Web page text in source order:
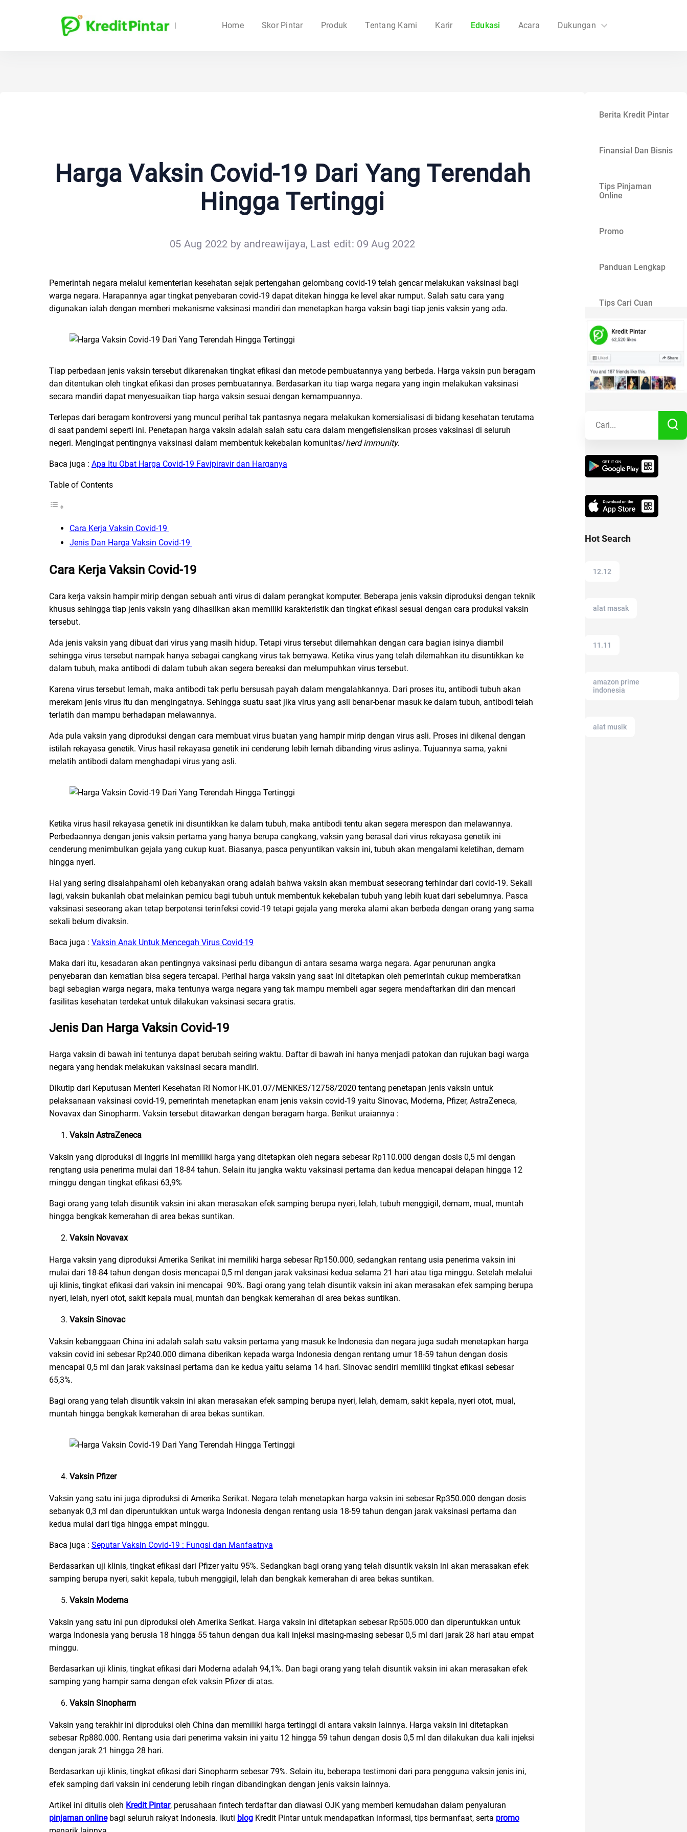
Home Skor Pintar Produk Tentang Kami Karir Edukasi Acara Dukungan
Harga Vaksin Covid-19 Dari Yang Terendah
Hingga Tertinggi
05 Aug 2022 by andreawijaya, Last edit: 09 Aug 2022
Pemerintah negara melalui kementerian kesehatan sejak pertengahan gelombang covid-19 telah gencar melakukan vaksinasi bagi
warga negara. Harapannya agar tingkat penyebaran covid-19 dapat ditekan hingga ke level akar rumput. Salah satu cara yang
digunakan ialah dengan memberi mekanisme vaksinasi mandiri dan menetapkan harga vaksin bagi tiap jenis vaksin yang ada.
Tiap perbedaan jenis vaksin tersebut dikarenakan tingkat efikasi dan metode pembuatannya yang berbeda. Harga vaksin pun beragam
dan ditentukan oleh tingkat efikasi dan proses pembuatannya. Berdasarkan itu tiap warga negara yang ingin melakukan vaksinasi
secara mandiri dapat menyesuaikan tiap harga vaksin sesuai dengan kemampuannya.
Terlepas dari beragam kontroversi yang muncul perihal tak pantasnya negara melakukan komersialisasi di bidang kesehatan terutama
di saat pandemi seperti ini. Penetapan harga vaksin adalah salah satu cara dalam mengefisiensikan proses vaksinasi di seluruh
negeri. Mengingat pentingnya vaksinasi dalam membentuk kekebalan komunitas/herd immunity.
Baca juga : Apa Itu Obat Harga Covid-19 Favipiravir dan Harganya
Table of Contents
Cara Kerja Vaksin Covid-19
Jenis Dan Harga Vaksin Covid-19
Cara Kerja Vaksin Covid-19
Cara kerja vaksin hampir mirip dengan sebuah anti virus di dalam perangkat komputer. Beberapa jenis vaksin diproduksi dengan teknik
khusus sehingga tiap jenis vaksin yang dihasilkan akan memiliki karakteristik dan tingkat efikasi sesuai dengan cara produksi vaksin
tersebut.
Ada jenis vaksin yang dibuat dari virus yang masih hidup. Tetapi virus tersebut dilemahkan dengan cara bagian isinya diambil
sehingga virus tersebut nampak hanya sebagai cangkang virus tak bernyawa. Ketika virus yang telah dilemahkan itu disuntikkan ke
dalam tubuh, maka antibodi di dalam tubuh akan segera bereaksi dan melumpuhkan virus tersebut.
Karena virus tersebut lemah, maka antibodi tak perlu bersusah payah dalam mengalahkannya. Dari proses itu, antibodi tubuh akan
merekam jenis virus itu dan mengingatnya. Sehingga suatu saat jika virus yang asli benar-benar masuk ke dalam tubuh, antibodi telah
terlatih dan mampu berhadapan melawannya.
Ada pula vaksin yang diproduksi dengan cara membuat virus buatan yang hampir mirip dengan virus asli. Proses ini dikenal dengan
istilah rekayasa genetik. Virus hasil rekayasa genetik ini cenderung lebih lemah dibanding virus aslinya. Tujuannya sama, yakni
melatih antibodi dalam menghadapi virus yang asli.
Ketika virus hasil rekayasa genetik ini disuntikkan ke dalam tubuh, maka antibodi tentu akan segera merespon dan melawannya.
Perbedaannya dengan jenis vaksin pertama yang hanya berupa cangkang, vaksin yang berasal dari virus rekayasa genetik ini
cenderung menimbulkan gejala yang cukup kuat. Biasanya, pasca penyuntikan vaksin ini, tubuh akan mengalami keletihan, demam
hingga nyeri.
Hal yang sering disalahpahami oleh kebanyakan orang adalah bahwa vaksin akan membuat seseorang terhindar dari covid-19. Sekali
lagi, vaksin bukanlah obat melainkan pemicu bagi tubuh untuk membentuk kekebalan tubuh yang lebih kuat dari sebelumnya. Pasca
vaksinasi seseorang akan tetap berpotensi terinfeksi covid-19 tetapi gejala yang mereka alami akan berbeda dengan orang yang sama
sekali belum divaksin.
Baca juga : Vaksin Anak Untuk Mencegah Virus Covid-19
Maka dari itu, kesadaran akan pentingnya vaksinasi perlu dibangun di antara sesama warga negara. Agar penurunan angka
penyebaran dan kematian bisa segera tercapai. Perihal harga vaksin yang saat ini ditetapkan oleh pemerintah cukup memberatkan
bagi sebagian warga negara, maka tentunya warga negara yang tak mampu membeli agar segera mendaftarkan diri dan mencari
fasilitas kesehatan terdekat untuk dilakukan vaksinasi secara gratis.
Jenis Dan Harga Vaksin Covid-19
Harga vaksin di bawah ini tentunya dapat berubah seiring waktu. Daftar di bawah ini hanya menjadi patokan dan rujukan bagi warga
negara yang hendak melakukan vaksinasi secara mandiri.
Dikutip dari Keputusan Menteri Kesehatan RI Nomor HK.01.07/MENKES/12758/2020 tentang penetapan jenis vaksin untuk
pelaksanaan vaksinasi covid-19, pemerintah menetapkan enam jenis vaksin covid-19 yaitu Sinovac, Moderna, Pfizer, AstraZeneca,
Novavax dan Sinopharm. Vaksin tersebut ditawarkan dengan beragam harga. Berikut uraiannya :
Vaksin AstraZeneca
Vaksin yang diproduksi di Inggris ini memiliki harga yang ditetapkan oleh negara sebesar Rp110.000 dengan dosis 0,5 ml dengan
rengtang usia penerima mulai dari 18-84 tahun. Selain itu jangka waktu vaksinasi pertama dan kedua mencapai delapan hingga 12
minggu dengan tingkat efikasi 63,9%
Bagi orang yang telah disuntik vaksin ini akan merasakan efek samping berupa nyeri, lelah, tubuh menggigil, demam, mual, muntah
hingga bengkak kemerahan di area bekas suntikan.
Vaksin Novavax
Harga vaksin yang diproduksi Amerika Serikat ini memiliki harga sebesar Rp150.000, sedangkan rentang usia penerima vaksin ini
mulai dari 18-84 tahun dengan dosis mencapai 0,5 ml dengan jarak vaksinasi kedua selama 21 hari atau tiga minggu. Setelah melalui
uji klinis, tingkat efikasi dari vaksin ini mencapai 90%. Bagi orang yang telah disuntik vaksin ini akan merasakan efek samping berupa
nyeri, lelah, nyeri otot, sakit kepala mual, muntah dan bengkak kemerahan di area bekas suntikan.
Vaksin Sinovac
Vaksin kebanggaan China ini adalah salah satu vaksin pertama yang masuk ke Indonesia dan negara juga sudah menetapkan harga
vaksin covid ini sebesar Rp240.000 dimana diberikan kepada warga Indonesia dengan rentang umur 18-59 tahun dengan dosis
mencapai 0,5 ml dan jarak vaksinasi pertama dan ke kedua yaitu selama 14 hari. Sinovac sendiri memiliki tingkat efikasi sebesar
65,3%.
Bagi orang yang telah disuntik vaksin ini akan merasakan efek samping berupa nyeri, lelah, demam, sakit kepala, nyeri otot, mual,
muntah hingga bengkak kemerahan di area bekas suntikan.
Vaksin Pfizer
Vaksin yang satu ini juga diproduksi di Amerika Serikat. Negara telah menetapkan harga vaksin ini sebesar Rp350.000 dengan dosis
sebanyak 0,3 ml dan diperuntukkan untuk warga Indonesia dengan rentang usia 18-59 tahun dengan jarak vaksinasi pertama dan
kedua mulai dari tiga hingga empat minggu.
Baca juga : Seputar Vaksin Covid-19 : Fungsi dan Manfaatnya
Berdasarkan uji klinis, tingkat efikasi dari Pfizer yaitu 95%. Sedangkan bagi orang yang telah disuntik vaksin ini akan merasakan efek
samping berupa nyeri, sakit kepala, tubuh menggigil, lelah dan bengkak kemerahan di area bekas suntikan.
Vaksin Moderna
Vaksin yang satu ini pun diproduksi oleh Amerika Serikat. Harga vaksin ini ditetapkan sebesar Rp505.000 dan diperuntukkan untuk
warga Indonesia yang berusia 18 hingga 55 tahun dengan dua kali injeksi masing-masing sebesar 0,5 ml dari jarak 28 hari atau empat
minggu.
Berdasarkan uji klinis, tingkat efikasi dari Moderna adalah 94,1%. Dan bagi orang yang telah disuntik vaksin ini akan merasakan efek
samping yang hampir sama dengan efek vaksin Pfizer di atas.
Vaksin Sinopharm
Vaksin yang terakhir ini diproduksi oleh China dan memiliki harga tertinggi di antara vaksin lainnya. Harga vaksin ini ditetapkan
sebesar Rp880.000. Rentang usia dari penerima vaksin ini yaitu 12 hingga 59 tahun dengan dosis 0,5 ml dan dilakukan dua kali injeksi
dengan jarak 21 hingga 28 hari.
Berdasarkan uji klinis, tingkat efikasi dari Sinopharm sebesar 79%. Selain itu, beberapa testimoni dari para pengguna vaksin jenis ini,
efek samping dari vaksin ini cenderung lebih ringan dibandingkan dengan jenis vaksin lainnya.
Artikel ini ditulis oleh Kredit Pintar, perusahaan fintech terdaftar dan diawasi OJK yang memberi kemudahan dalam penyaluran
pinjaman onlinebagi seluruh rakyat Indonesia. Ikuti blog Kredit Pintar untuk mendapatkan informasi, tips bermanfaat, serta promo
Berita Kredit Pintar
Finansial Dan Bisnis
Tips Pinjaman
Online
Promo
Panduan Lengkap
Tips Cari Cuan
Gaya Hidup
Kisah Sukses
Hot Search
12.12
alat masak
11.11
amazon prime
indonesia
alat musik